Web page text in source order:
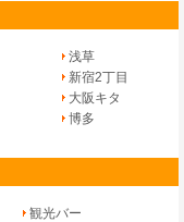
浅草
新宿2丁目
大阪キタ
博多
観光バー